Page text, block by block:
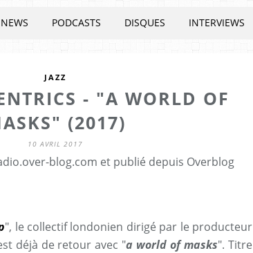
PODCASTS DISQUES INTERVIEWS
JAZZ
- "A WORLD OF
(2017)
10 AVRIL 2017
blog.com et publié depuis Overblog
", le collectif londonien dirigé par le producteur
déjà de retour avec "a world of masks". Titre